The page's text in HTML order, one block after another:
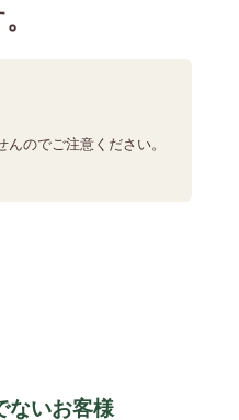
のでご注意ください。
ないお客様